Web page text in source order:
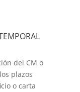
del CM o
plazos
o carta